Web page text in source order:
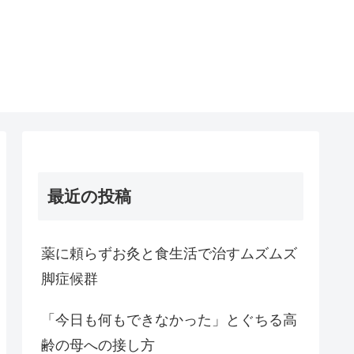
最近の投稿
薬に頼らずお灸と食生活で治すムズムズ
脚症候群
「今日も何もできなかった」とぐちる高
齢の母への接し方